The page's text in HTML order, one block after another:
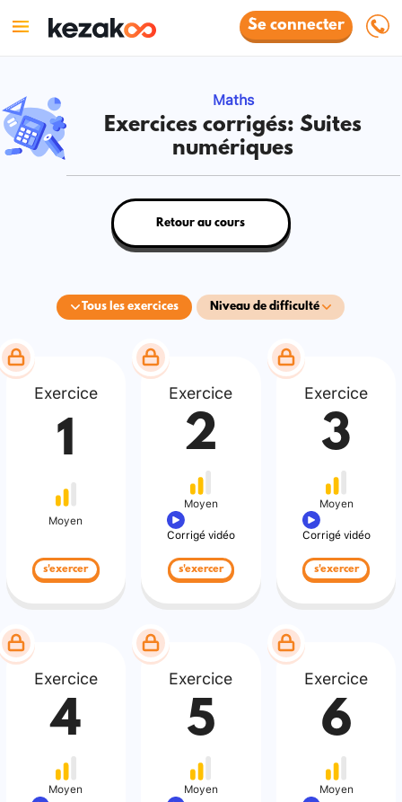
Se connecter
Maths
Exercices corrigés: Suites
numériques
Tous les exercices Niveau de difficulté
Retour au cours
Exercice
1
Moyen
s'exercer
Exercice
2
Moyen
Corrigé vidéo
s'exercer
Exercice
3
Moyen
Corrigé vidéo
s'exercer
Exercice
4
Moyen
Exercice
5
Moyen
Exercice
6
Moyen